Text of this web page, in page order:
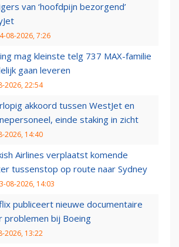
van ‘hoofdpijn bezorgend’
08-2026, 7:26
mag kleinste telg 737 MAX-familie
gaan leveren
2026, 22:54
akkoord tussen WestJet en
einde staking in zicht
2026, 14:40
Airlines verplaatst komende
tussenstop op route naar Sydney
08-2026, 14:03
publiceert nieuwe documentaire
problemen bij Boeing
2026, 13:22